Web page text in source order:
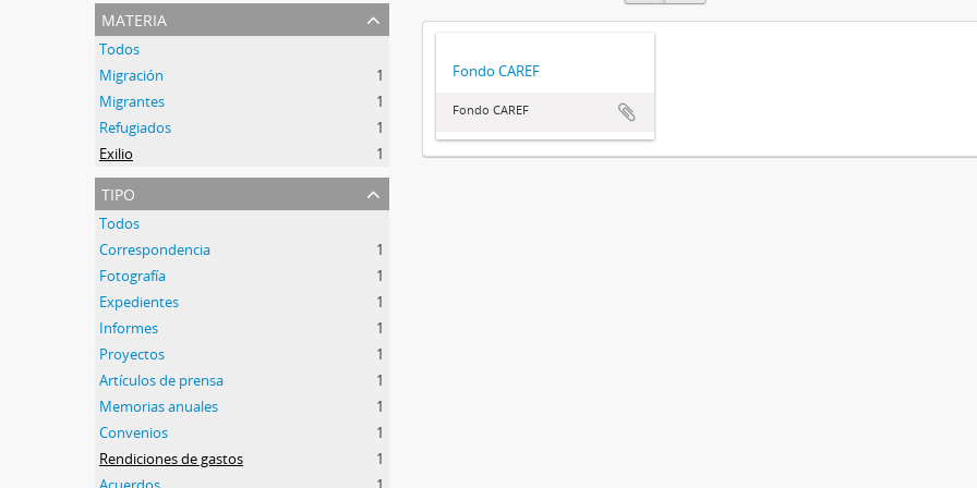
materia
Todos
Migración
1
Migrantes
1
Refugiados
1
Exilio
1
tipo
Todos
Correspondencia
1
Fotografía
1
Expedientes
1
Informes
1
Proyectos
1
Artículos de prensa
1
Memorias anuales
1
Convenios
1
Rendiciones de gastos
1
Fondo CAREF
Fondo CAREF